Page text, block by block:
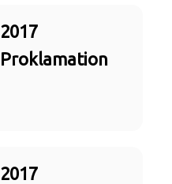
2017
Proklamation
2017